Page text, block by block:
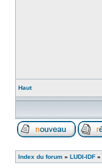
Haut
Index du forum » LUDI-IDF »